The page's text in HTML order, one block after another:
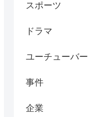
スポーツ
ドラマ
ユーチューバー
事件
企業